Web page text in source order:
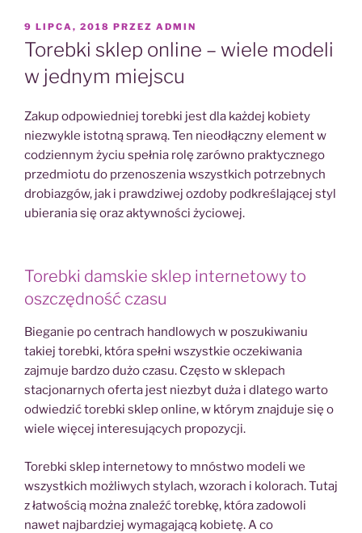
OPUBLIKOWANE
W
9 LIPCA, 2018 PRZEZ ADMIN
Torebki sklep online – wiele modeli
w jednym miejscu
Zakup odpowiedniej torebki jest dla każdej kobiety
niezwykle istotną sprawą. Ten nieodłączny element w
codziennym życiu spełnia rolę zarówno praktycznego
przedmiotu do przenoszenia wszystkich potrzebnych
drobiazgów, jak i prawdziwej ozdoby podkreślającej styl
ubierania się oraz aktywności życiowej.
Torebki damskie sklep internetowy to
oszczędność czasu
Bieganie po centrach handlowych w poszukiwaniu
takiej torebki, która spełni wszystkie oczekiwania
zajmuje bardzo dużo czasu. Często w sklepach
stacjonarnych oferta jest niezbyt duża i dlatego warto
odwiedzić torebki sklep online, w którym znajduje się o
wiele więcej interesujących propozycji.
Torebki sklep internetowy to mnóstwo modeli we
wszystkich możliwych stylach, wzorach i kolorach. Tutaj
z łatwością można znaleźć torebkę, która zadowoli
nawet najbardziej wymagającą kobietę. A co